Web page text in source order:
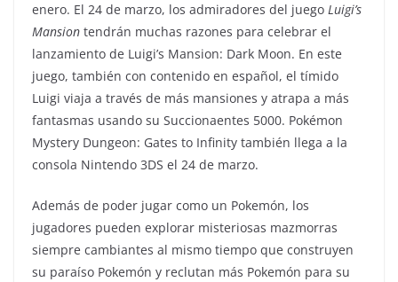
enero. El 24 de marzo, los admiradores del juego Luigi’s
Mansion tendrán muchas razones para celebrar el
lanzamiento de Luigi’s Mansion: Dark Moon. En este
juego, también con contenido en español, el tímido
Luigi viaja a través de más mansiones y atrapa a más
fantasmas usando su Succionaentes 5000. Pokémon
Mystery Dungeon: Gates to Infinity también llega a la
consola Nintendo 3DS el 24 de marzo.
Además de poder jugar como un Pokemón, los
jugadores pueden explorar misteriosas mazmorras
siempre cambiantes al mismo tiempo que construyen
su paraíso Pokemón y reclutan más Pokemón para su